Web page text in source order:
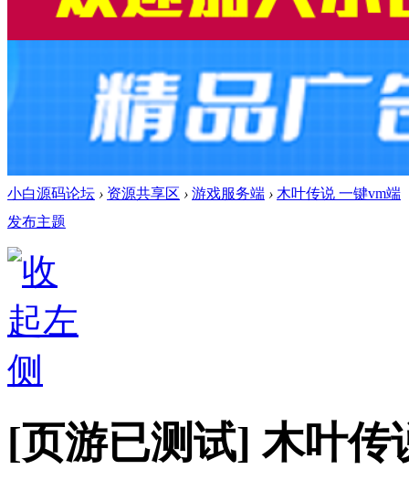
小白源码论坛 › 资源共享区 › 游戏服务端 › 木叶传说 一键vm端
发布主题
[页游已测试] 木叶传